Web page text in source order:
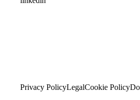
Privacy PolicyLegalCookie Policy